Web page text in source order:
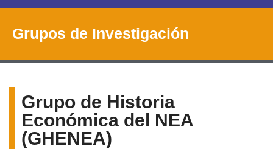
Grupos de Investigación
Grupo de Historia
Económica del NEA
(GHENEA)